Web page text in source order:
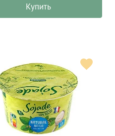
Купить